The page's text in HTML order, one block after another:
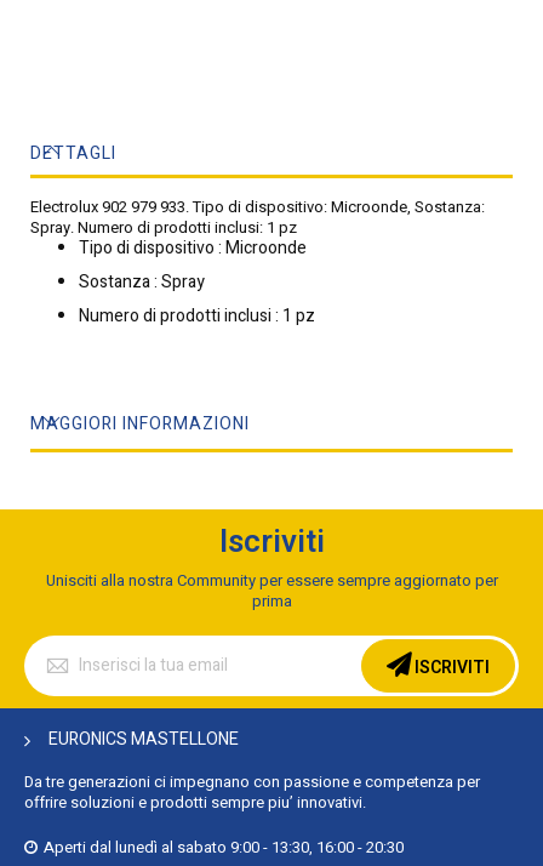
DETTAGLI
Electrolux 902 979 933. Tipo di dispositivo: Microonde, Sostanza:
Spray. Numero di prodotti inclusi: 1 pz
Tipo di dispositivo : Microonde
Sostanza : Spray
Numero di prodotti inclusi : 1 pz
MAGGIORI INFORMAZIONI
Iscriviti
Unisciti alla nostra Community per essere sempre aggiornato per
prima
Iscriviti
alla
nostra
Newsletter:
ISCRIVITI
EURONICS MASTELLONE
Da tre generazioni ci impegnano con passione e competenza per
offrire soluzioni e prodotti sempre piu’ innovativi.
Aperti dal lunedì al sabato 9:00 - 13:30, 16:00 - 20:30